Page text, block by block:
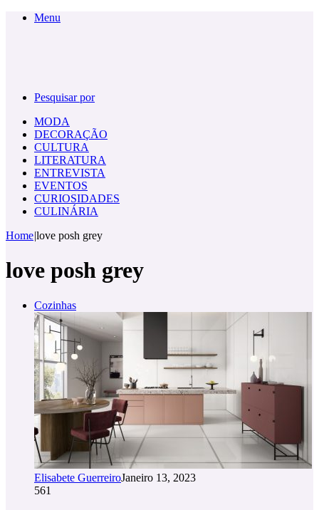
Menu
Pesquisar por
MODA
DECORAÇÃO
CULTURA
LITERATURA
ENTREVISTA
EVENTOS
CURIOSIDADES
CULINÁRIA
Home|love posh grey
love posh grey
Cozinhas
Elisabete GuerreiroJaneiro 13, 2023
561